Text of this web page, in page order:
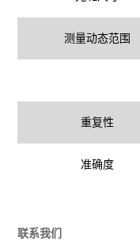
测量动态范围
重复性
准确度
联系我们